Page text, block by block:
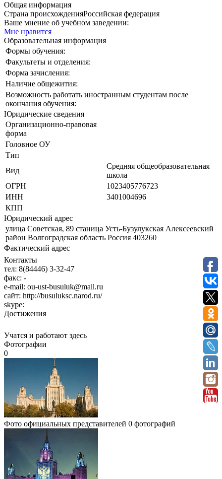
Общая информация
Страна происхожденияРоссийская федерация
Ваше мнение об учебном заведении:
Мне нравится
Образовательная информация
Формы обучения:
Факультеты и отделения:
Форма зачисления:
Наличие общежития:
Возможность работать иностранным студентам после
окончания обучения:
Юридические сведения
Организационно-правовая
форма
Головное ОУ
Тип
Вид
Средняя общеобразовательная
школа
ОГРН
1023405776723
ИНН
3401004696
КПП
Юридический адрес
улица Советская, 89 станица Усть-Бузулукская Алексеевский
район Волгоградская область Россия 403260
Фактический адрес
Контакты
тел: 8(84446) 3-32-47
факс: -
e-mail: ou-ust-busuluk@mail.ru
сайт: http://busuluksc.narod.ru/
skype:
Достижения
Учатся и работают здесь
Фотографии
0
Фото официальных представителей 0 фотографий